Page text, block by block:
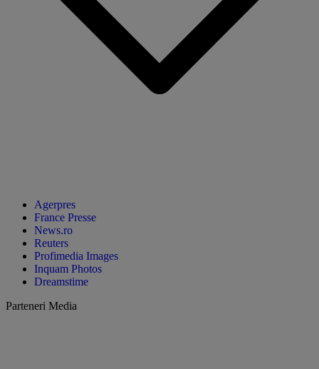
Agerpres
France Presse
News.ro
Reuters
Profimedia Images
Inquam Photos
Dreamstime
Parteneri Media